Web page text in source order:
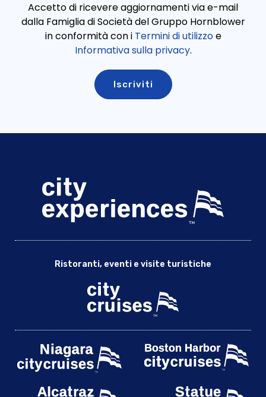
Accetto di ricevere aggiornamenti via e-mail
dalla Famiglia di Società del Gruppo Hornblower
in conformità con i Termini di utilizzoe
Informativa sulla privacy.
Ristoranti, eventi e visite turistiche